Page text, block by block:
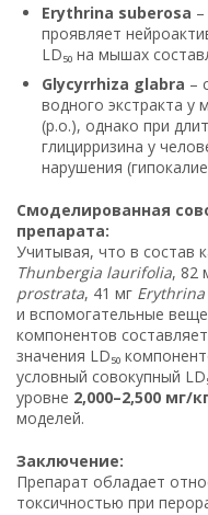
Erythrina suberosa
проявляет
LD₅₀ на мышах
Glycyrrhiza glabra –
водного экстракта
(p.o.), однако при
глицирризина у
нарушения
Смоделированная
препарата:
Учитывая, что в состав
Thunbergia laurifolia, 82
prostrata, 41 мг
и вспомогательные
компонентов
значения LD₅₀
условный совокупный
уровне 2,000–2,500 мг/
моделей.
Заключение:
Препарат обладает
токсичностью при